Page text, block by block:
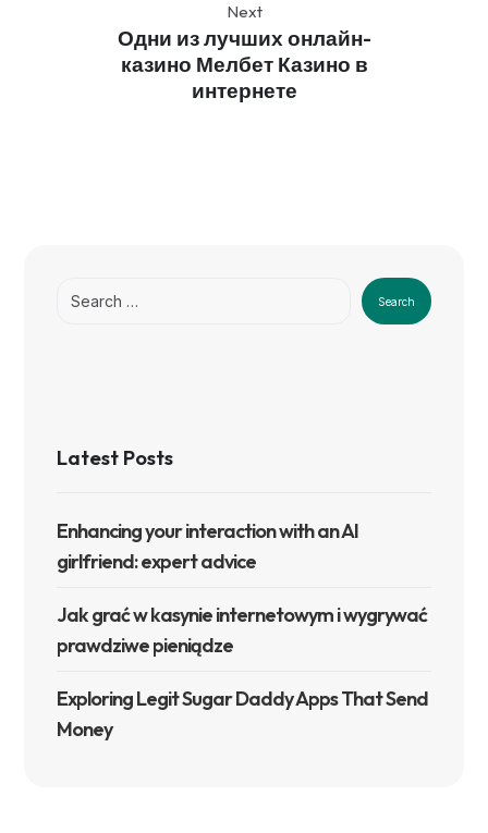
Next
Одни из лучших онлайн-
казино Мелбет Казино в
интернете
Search
Latest Posts
Enhancing your interaction with an AI
girlfriend: expert advice
Jak grać w kasynie internetowym i wygrywać
prawdziwe pieniądze
Exploring Legit Sugar Daddy Apps That Send
Money